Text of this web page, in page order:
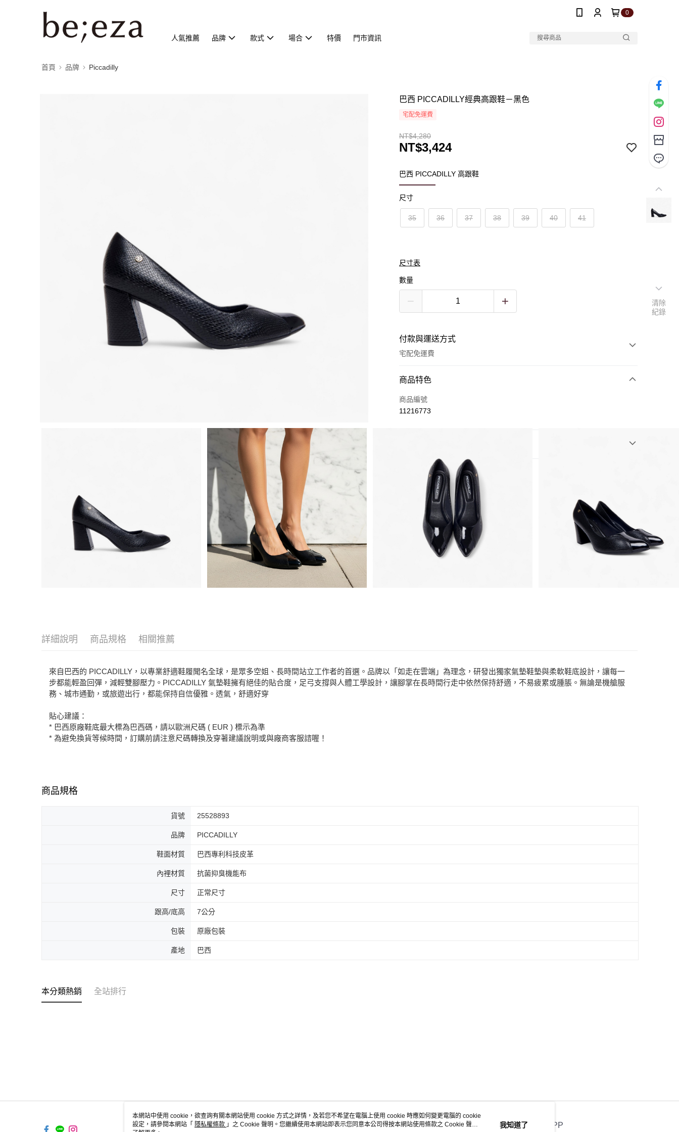
0
人氣推薦 品牌 款式 場合 特價 門市資訊
首頁 品牌 Piccadilly
巴西 PICCADILLY經典高跟鞋－黑色
宅配免運費
NT$4,280
NT$3,424
巴西 PICCADILLY 高跟鞋
尺寸
35 36 37 38 39 40 41
尺寸表
數量
付款與運送方式
宅配免運費
付款方式
信用卡一次付款
運送方式
商品特色
商品編號
11216773
Piccadilly
跟鞋、包頭跟鞋
假期派對
客服
詳細說明 商品規格 相關推薦
來自巴西的 PICCADILLY，以專業舒適鞋履聞名全球，是眾多空姐、長時間站立工作者的首選。品牌以「如走在雲端」為理念，研發出獨家氣墊鞋墊與柔軟鞋底設計，讓每一
步都能輕盈回彈，減輕雙腳壓力。PICCADILLY 氣墊鞋擁有絕佳的貼合度，足弓支撐與人體工學設計，讓腳掌在長時間行走中依然保持舒適，不易疲累或腫脹。無論是機艙服
務、城市通勤，或旅遊出行，都能保持自信優雅。透氣，舒適好穿
貼心建議：
* 巴西原廠鞋底最大標為巴西碼，請以歐洲尺碼 ( EUR ) 標示為準
* 為避免換貨等候時間，訂購前請注意尺碼轉換及穿著建議說明或與廠商客服諮喔！
商品規格
貨號 25528893
品牌 PICCADILLY
鞋面材質 巴西專利科技皮革
內裡材質 抗菌抑臭機能布
尺寸 正常尺寸
跟高/底高 7公分
包裝 原廠包裝
產地 巴西
本分類熱銷 全站排行
關於我們 客服資訊 官方APP
清除
紀錄
本網站中使用 cookie，欲查詢有關本網站使用 cookie 方式之詳情，及若您不希望在電腦上使用 cookie 時應如何變更電腦的 cookie
設定，請參閱本網站「 隱私權條款 」之 Cookie 聲明。您繼續使用本網站即表示您同意本公司得按本網站使用條款之 Cookie 聲明
我知道了